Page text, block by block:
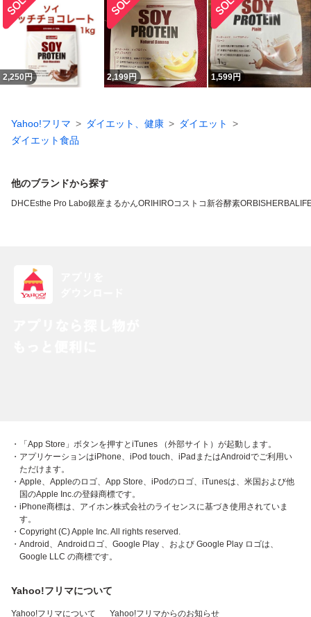
2,250 円 2,199円 1,599円
Yahoo!フリマ ダイエット、健康
ダイエット
ダイエット食品
他のブランドから探す
DHC Esthe Pro Labo銀座まるかんORIHIROコストコ新谷酵素ORBIS
・「App Store」ボタンを押すとiTunes （外部サイト）が起動します。
・アプリケーションはiPhone、iPod touch、iPadまたはAndroidでご利用い
ただけます。
・Apple、Appleのロゴ、App Store、iPodのロゴ、iTunesは、米国および他
国のApple Inc.の登録商標です。
・iPhone商標は、アイホン株式会社のライセンスに基づき使用されていま
す。
・Copyright (C) Apple Inc. All rights reserved.
・Android、Androidロゴ、Google Play 、および Google Play ロゴは、
Google LLC の商標です。
Yahoo!フリマについて
Yahoo!フリマについて Yahoo!フリマからのお知らせ